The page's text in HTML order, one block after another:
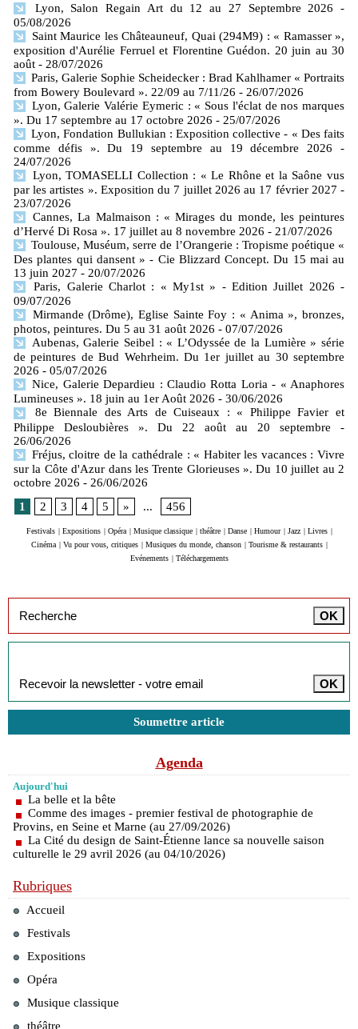
Lyon, Salon Regain Art du 12 au 27 Septembre 2026
-
05/08/2026
Saint Maurice les Châteauneuf, Quai (294M9) : « Ramasser »,
exposition d'Aurélie Ferruel et Florentine Guédon. 20 juin au 30
août - 28/07/2026
Paris, Galerie Sophie Scheidecker : Brad Kahlhamer « Portraits
from Bowery Boulevard ». 22/09 au 7/11/26 - 26/07/2026
Lyon, Galerie Valérie Eymeric : « Sous l'éclat de nos marques
». Du 17 septembre au 17 octobre 2026 - 25/07/2026
Lyon, Fondation Bullukian : Exposition collective - « Des faits
comme défis ». Du 19 septembre au 19 décembre 2026
-
24/07/2026
Lyon, TOMASELLI Collection : « Le Rhône et la Saône vus
par les artistes ». Exposition du 7 juillet 2026 au 17 février 2027 -
23/07/2026
Cannes, La Malmaison : « Mirages du monde, les peintures
d’Hervé Di Rosa ». 17 juillet au 8 novembre 2026 - 21/07/2026
Toulouse, Muséum, serre de l’Orangerie : Tropisme poétique «
Des plantes qui dansent » - Cie Blizzard Concept. Du 15 mai au
13 juin 2027 - 20/07/2026
Paris, Galerie Charlot : « My1st » - Edition Juillet 2026 -
09/07/2026
Mirmande (Drôme), Eglise Sainte Foy : « Anima », bronzes,
photos, peintures. Du 5 au 31 août 2026 - 07/07/2026
Aubenas, Galerie Seibel : « L’Odyssée de la Lumière » série
de peintures de Bud Wehrheim. Du 1er juillet au 30 septembre
2026 - 05/07/2026
Nice, Galerie Depardieu : Claudio Rotta Loria - « Anaphores
Lumineuses ». 18 juin au 1er Août 2026 - 30/06/2026
8e Biennale des Arts de Cuiseaux : « Philippe Favier et
Philippe Desloubières ». Du 22 août au 20 septembre
-
26/06/2026
Fréjus, cloitre de la cathédrale : « Habiter les vacances : Vivre
sur la Côte d'Azur dans les Trente Glorieuses ». Du 10 juillet au 2
octobre 2026 - 26/06/2026
1
2 3 4 5 » ... 456
Festivals | Expositions | Opéra | Musique classique | théâtre | Danse | Humour | Jazz | Livres |
Cinéma | Vu pour vous, critiques | Musiques du monde, chanson | Tourisme & restaurants |
Evénements | Téléchargements
Soumettre article
Agenda
Aujourd'hui
La belle et la bête
Comme des images - premier festival de photographie de
Provins, en Seine et Marne (au 27/09/2026)
La Cité du design de Saint-Étienne lance sa nouvelle saison
culturelle le 29 avril 2026 (au 04/10/2026)
Rubriques
Accueil
Festivals
Expositions
Opéra
Musique classique
théâtre